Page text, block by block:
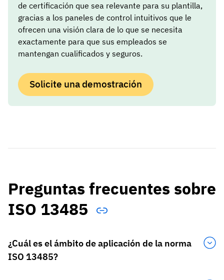
de certificación que sea relevante para su plantilla,
gracias a los paneles de control intuitivos que le
ofrecen una visión clara de lo que se necesita
exactamente para que sus empleados se
mantengan cualificados y seguros.
Solicite una demostración
Preguntas frecuentes sobre
ISO 13485
¿Cuál es el ámbito de aplicación de la norma
ISO 13485?